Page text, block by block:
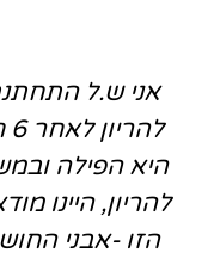
אני ש.ל
היא הפילה
להריון, היינו
הזו -אבני